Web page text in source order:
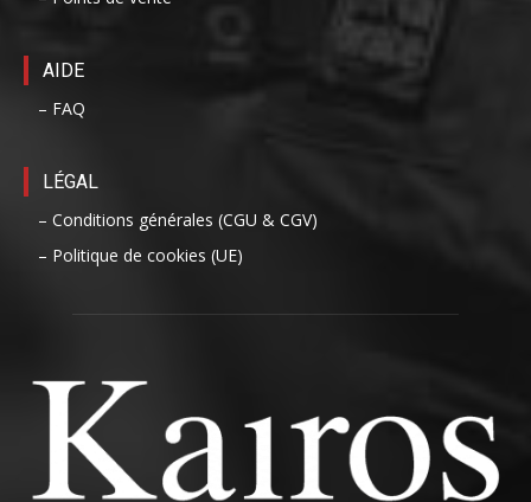
AIDE
– FAQ
LÉGAL
– Conditions générales (CGU & CGV)
– Politique de cookies (UE)